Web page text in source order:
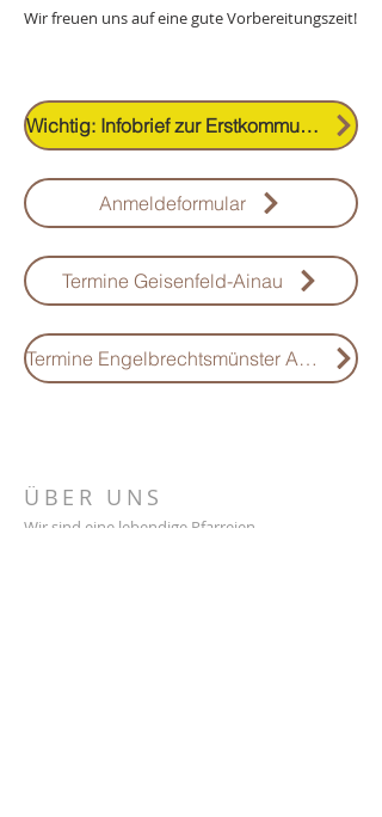
Wir freuen uns auf eine gute Vorbereitungszeit!
Wichtig: Infobrief zur Erstkommunion
Anmeldeformular
Termine Geisenfeld-Ainau
Termine Engelbrechtsmünster Aiglsbach Rottenegg Unterpindhart Oberpindhart
ÜBER UNS
Wir sind eine lebendige Pfarreien-